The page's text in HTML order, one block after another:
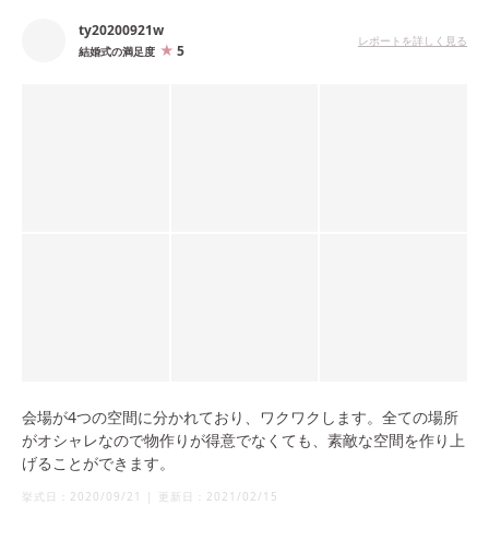
ty20200921w
結婚式の満足度 5
レポートを詳しく見る
会場が4つの空間に分かれており、ワクワクします。全ての場所
がオシャレなので物作りが得意でなくても、素敵な空間を作り上
げることができます。
挙式日： 2020/09/21 | 更新日： 2021/02/15